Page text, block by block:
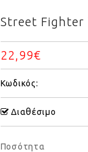
Street Fighter
22,99€
Κωδικός:
Διαθέσιμο
Ποσότητα